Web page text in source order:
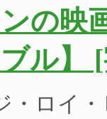
の映
ル】
・ロイ